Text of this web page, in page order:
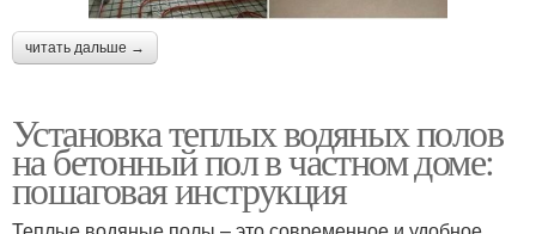
читать дальше →
Установка теплых водяных полов
на бетонный пол в частном доме:
пошаговая инструкция